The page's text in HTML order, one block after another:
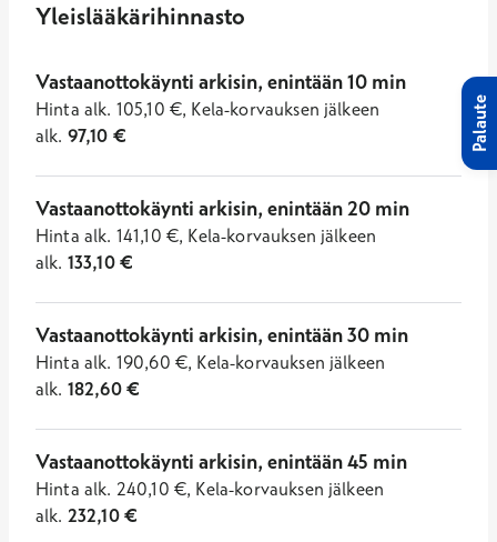
Yleislääkärihinnasto
Vastaanottokäynti arkisin, enintään 10 min
Hinta alk. 105,10 €, Kela-korvauksen jälkeen
alk. 97,10 €
Vastaanottokäynti arkisin, enintään 20 min
Hinta alk. 141,10 €, Kela-korvauksen jälkeen
alk. 133,10€
Vastaanottokäynti arkisin, enintään 30 min
Hinta alk. 190,60 €, Kela-korvauksen jälkeen
alk. 182,60€
Vastaanottokäynti arkisin, enintään 45 min
Hinta alk. 240,10 €, Kela-korvauksen jälkeen
alk. 232,10€
Palaute